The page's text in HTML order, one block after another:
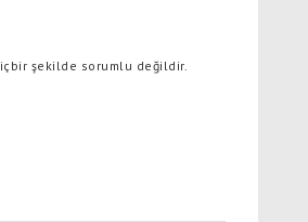
şekilde sorumlu değildir.